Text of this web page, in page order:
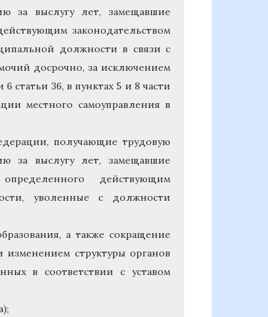
за выслугу лет, замещавшие
законодательством
должности в связи с
досрочно, за исключением
статьи 36, в пунктах 5 и 8 части
местного самоуправления в
получающие трудовую
за выслугу лет, замещавшие
действующим
уволенные с должности
а также сокращение
структуры органов
в соответствии с уставом